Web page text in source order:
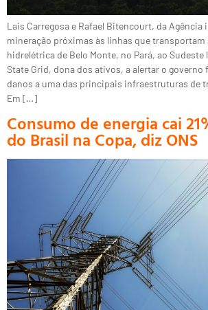
Lais Carregosa e Rafael Bitencourt, da Agência
mineração próximas às linhas que transportam
hidrelétrica de Belo Monte, no Pará, ao Sudeste
State Grid, dona dos ativos, a alertar o governo
danos a uma das principais infraestruturas de
Em […]
Consumo de energia cai
do Brasil na Copa, diz ONS